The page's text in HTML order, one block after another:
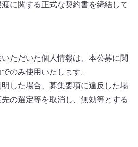
に関する正式な契約書を締結して
いただいた個人情報は、本公募に関
のみ使用いたします。
明した場合、募集要項に違反した場
の選定等を取消し、無効等とする